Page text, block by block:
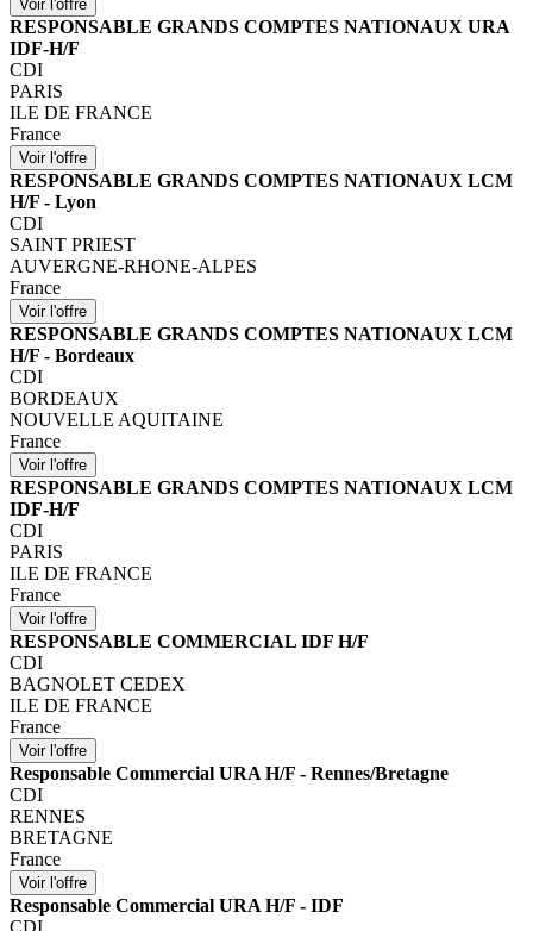
RESPONSABLE GRANDS COMPTES NATIONAUX URA
IDF-H/F
CDI
PARIS
ILE DE FRANCE
France
RESPONSABLE GRANDS COMPTES NATIONAUX LCM
H/F - Lyon
CDI
SAINT PRIEST
AUVERGNE-RHONE-ALPES
France
RESPONSABLE GRANDS COMPTES NATIONAUX LCM
H/F - Bordeaux
CDI
BORDEAUX
NOUVELLE AQUITAINE
France
RESPONSABLE GRANDS COMPTES NATIONAUX LCM
IDF-H/F
CDI
PARIS
ILE DE FRANCE
France
RESPONSABLE COMMERCIAL IDF H/F
CDI
BAGNOLET CEDEX
ILE DE FRANCE
France
Responsable Commercial URA H/F - Rennes/Bretagne
CDI
RENNES
BRETAGNE
France
Responsable Commercial URA H/F - IDF
CDI